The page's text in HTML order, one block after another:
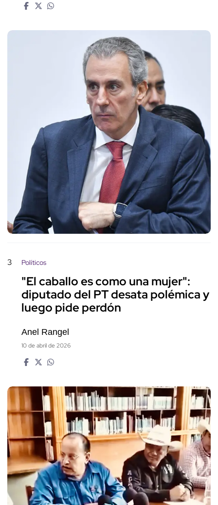
3 Políticos
"El caballo es como una mujer":
diputado del PT desata polémica y
luego pide perdón
Anel Rangel
10 de abril de 2026